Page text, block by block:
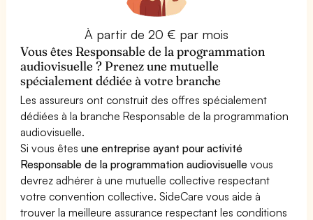
À partir de 20 € par mois
Vous êtes Responsable de la programmation
audiovisuelle ? Prenez une mutuelle
spécialement dédiée à votre branche
Les assureurs ont construit des offres spécialement
dédiées à la branche Responsable de la programmation
audiovisuelle.
Si vous êtesune entreprise ayant pour activité
Responsable de la programmation audiovisuelle vous
devrez adhérer à une mutuelle collective respectant
votre convention collective. SideCare vous aide à
trouver la meilleure assurance respectant les conditions